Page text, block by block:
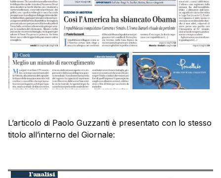
L’articolo di Paolo Guzzanti è presentato con lo stesso
titolo all’interno del Giornale: